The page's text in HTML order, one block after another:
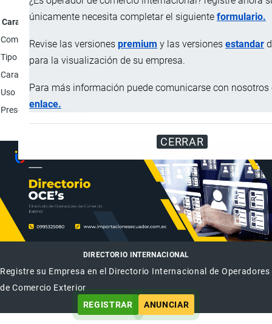
únicamente necesita completar el siguiente formulario.
Revise las versiones premium y las versiones estandar
para la visualización de su empresa.
Para más información puede comunicarse con nosotros
enlace.
CERRAR
Característica
Composición
92% poliamida y 8% elastano.
Tipo de tejido
Tejido de punto.
Características
Uso
Se utiliza para sostener el busto de la dama; Uso
Presentación
Unidad.
DIRECTORIO INTERNACIONAL
Registre su Empresa en el Directorio Internacional de Operadores
de Comercio Exterior
REGISTRAR
ANUNCIAR